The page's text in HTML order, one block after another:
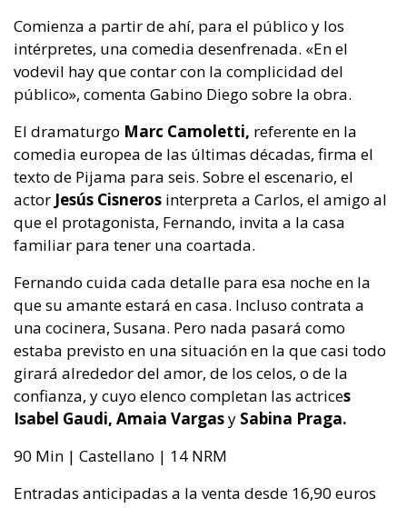
Comienza a partir de ahí, para el público y los
intérpretes, una comedia desenfrenada. «En el
vodevil hay que contar con la complicidad del
público», comenta Gabino Diego sobre la obra.
El dramaturgo Marc Camoletti, referente en la
comedia europea de las últimas décadas, firma el
texto de Pijama para seis. Sobre el escenario, el
actor Jesús Cisneros interpreta a Carlos, el amigo al
que el protagonista, Fernando, invita a la casa
familiar para tener una coartada.
Fernando cuida cada detalle para esa noche en la
que su amante estará en casa. Incluso contrata a
una cocinera, Susana. Pero nada pasará como
estaba previsto en una situación en la que casi todo
girará alrededor del amor, de los celos, o de la
confianza, y cuyo elenco completan las actrices
Isabel Gaudi, Amaia Vargasy Sabina Praga.
90 Min | Castellano | 14 NRM
Entradas anticipadas a la venta desde 16,90 euros